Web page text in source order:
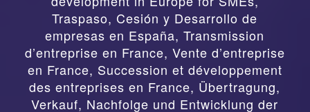
Traspaso, Cesión y Desarrollo de
empresas en España,Transmission
d’entreprise en France, Vente d’entreprise
en France, Succession et développement
des entreprises en France, Übertragung,
Verkauf, Nachfolge und Entwicklung der